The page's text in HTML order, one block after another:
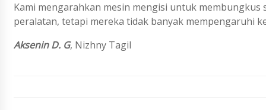
Kami mengarahkan mesin mengisi untuk
peralatan, tetapi mereka tidak banyak mempengaruhi
Aksenin D. G, Nizhny Tagil